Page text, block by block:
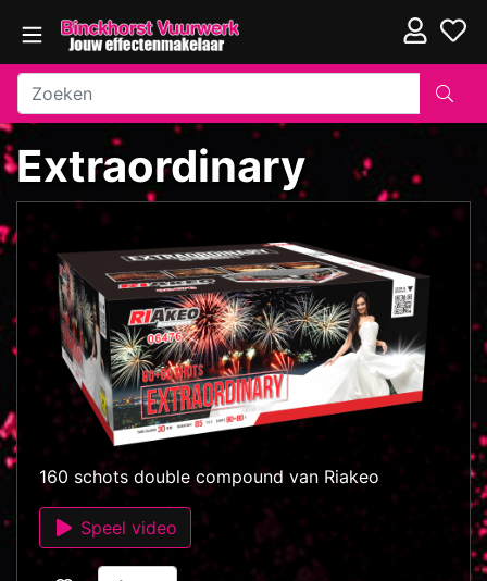
Extraordinary
160 schots double compound van Riakeo
Speel video